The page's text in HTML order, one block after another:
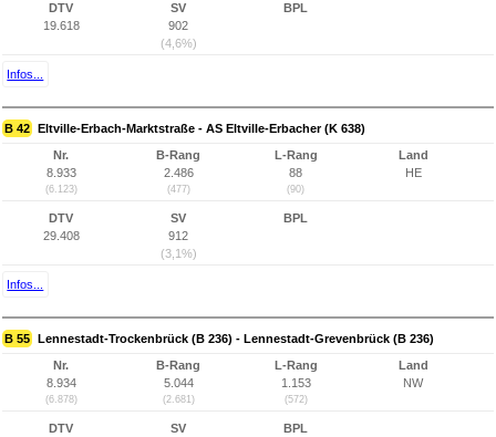
DTV
19.618
SV
902
(4,6%)
BPL
Infos...
B 42 Eltville-Erbach-Marktstraße - AS Eltville-Erbacher (K 638)
Nr.
8.933
(6.123)
B-Rang
2.486
(477)
L-Rang
88
(90)
Land
HE
DTV
29.408
SV
912
(3,1%)
BPL
Infos...
B 55 Lennestadt-Trockenbrück (B 236) - Lennestadt-Grevenbrück (B 236)
Nr.
8.934
(6.878)
B-Rang
5.044
(2.681)
L-Rang
1.153
(572)
Land
NW
DTV
SV
BPL